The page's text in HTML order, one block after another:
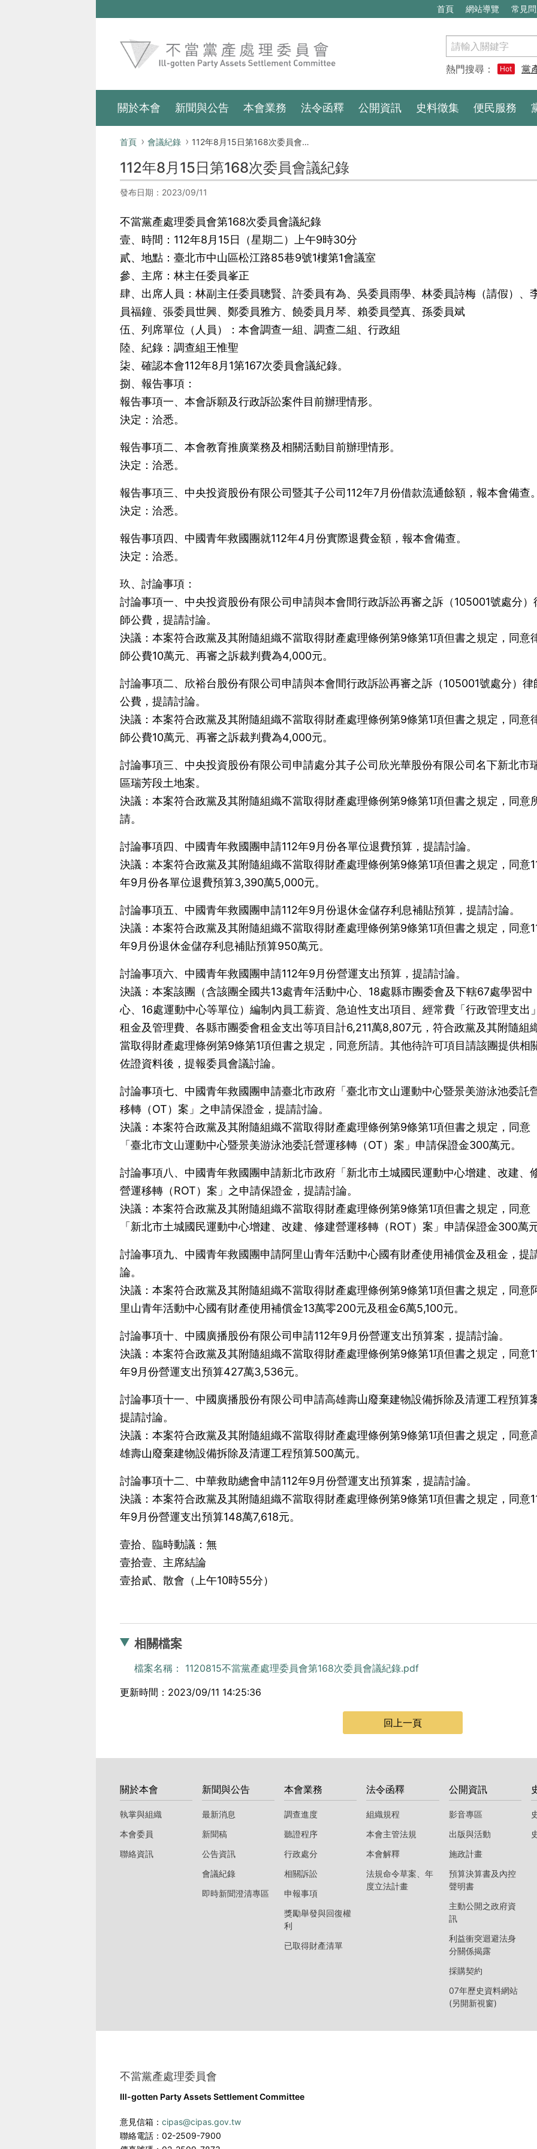
首頁 網站導覽 常見
搜
尋
熱門搜尋：
Hot 黨
關於本會 新聞與公告 本會業務 法令函釋 公開資訊 史料徵集 便民服務
首頁 會議紀錄 112年8月15日第168次委員會議紀錄
112年8月15日第168次委員會議紀錄
發布日期：2023/09/11
不當黨產處理委員會第168次委員會議紀錄
壹、時間：112年8月15日（星期二）上午9時30分
貳、地點：臺北市中山區松江路85巷9號1樓第1會議室
參、主席：林主任委員峯正
肆、出席人員：林副主任委員聰賢、許委員有為、吳委員雨學、林委員詩梅（請假）、
員福鐘、張委員世興、鄭委員雅方、饒委員月琴、賴委員瑩真、孫委員斌
伍、列席單位（人員）：本會調查一組、調查二組、行政組
陸、紀錄：調查組王惟聖
柒、確認本會112年8月1第167次委員會議紀錄。
捌、報告事項：
報告事項一、本會訴願及行政訴訟案件目前辦理情形。
決定：洽悉。
報告事項二、本會教育推廣業務及相關活動目前辦理情形。
決定：洽悉。
報告事項三、中央投資股份有限公司暨其子公司112年7月份借款流通餘額，報本會備查。
決定：洽悉。
報告事項四、中國青年救國團就112年4月份實際退費金額，報本會備查。
決定：洽悉。
玖、討論事項：
討論事項一、中央投資股份有限公司申請與本會間行政訴訟再審之訴（105001號處分）
師公費，提請討論。
決議：本案符合政黨及其附隨組織不當取得財產處理條例第9條第1項但書之規定，同意
師公費10萬元、再審之訴裁判費為4,000元。
討論事項二、欣裕台股份有限公司申請與本會間行政訴訟再審之訴（105001號處分）律
公費，提請討論。
決議：本案符合政黨及其附隨組織不當取得財產處理條例第9條第1項但書之規定，同意
師公費10萬元、再審之訴裁判費為4,000元。
討論事項三、中央投資股份有限公司申請處分其子公司欣光華股份有限公司名下新北市
區瑞芳段土地案。
決議：本案符合政黨及其附隨組織不當取得財產處理條例第9條第1項但書之規定，同意
請。
討論事項四、中國青年救國團申請112年9月份各單位退費預算，提請討論。
決議：本案符合政黨及其附隨組織不當取得財產處理條例第9條第1項但書之規定，同意
年9月份各單位退費預算3,390萬5,000元。
討論事項五、中國青年救國團申請112年9月份退休金儲存利息補貼預算，提請討論。
決議：本案符合政黨及其附隨組織不當取得財產處理條例第9條第1項但書之規定，同意
年9月份退休金儲存利息補貼預算950萬元。
討論事項六、中國青年救國團申請112年9月份營運支出預算，提請討論。
決議：本案該團（含該團全國共13處青年活動中心、18處縣市團委會及下轄67處學習中
心、16處運動中心等單位）編制內員工薪資、急迫性支出項目、經常費「行政管理支出」
租金及管理費、各縣市團委會租金支出等項目計6,211萬8,807元，符合政黨及其附隨組
當取得財產處理條例第9條第1項但書之規定，同意所請。其他待許可項目請該團提供相
佐證資料後，提報委員會議討論。
討論事項七、中國青年救國團申請臺北市政府「臺北市文山運動中心暨景美游泳池委託
移轉（OT）案」之申請保證金，提請討論。
決議：本案符合政黨及其附隨組織不當取得財產處理條例第9條第1項但書之規定，同意
「臺北市文山運動中心暨景美游泳池委託營運移轉（OT）案」申請保證金300萬元。
討論事項八、中國青年救國團申請新北市政府「新北市土城國民運動中心增建、改建、
營運移轉（ROT）案」之申請保證金，提請討論。
決議：本案符合政黨及其附隨組織不當取得財產處理條例第9條第1項但書之規定，同意
「新北市土城國民運動中心增建、改建、修建營運移轉（ROT）案」申請保證金300萬元
討論事項九、中國青年救國團申請阿里山青年活動中心國有財產使用補償金及租金，提
論。
決議：本案符合政黨及其附隨組織不當取得財產處理條例第9條第1項但書之規定，同意
里山青年活動中心國有財產使用補償金13萬零200元及租金6萬5,100元。
討論事項十、中國廣播股份有限公司申請112年9月份營運支出預算案，提請討論。
決議：本案符合政黨及其附隨組織不當取得財產處理條例第9條第1項但書之規定，同意
年9月份營運支出預算427萬3,536元。
討論事項十一、中國廣播股份有限公司申請高雄壽山廢棄建物設備拆除及清運工程預算
提請討論。
決議：本案符合政黨及其附隨組織不當取得財產處理條例第9條第1項但書之規定，同意
雄壽山廢棄建物設備拆除及清運工程預算500萬元。
討論事項十二、中華救助總會申請112年9月份營運支出預算案，提請討論。
決議：本案符合政黨及其附隨組織不當取得財產處理條例第9條第1項但書之規定，同意
年9月份營運支出預算148萬7,618元。
壹拾、臨時動議：無
壹拾壹、主席結論
壹拾貳、散會（上午10時55分）
相關檔案
檔案名稱： 1120815不當黨產處理委員會第168次委員會議紀錄.pdf
更新時間：2023/09/11 14:25:36
回上一頁
關於本會
執掌與組織
本會委員
聯絡資訊
新聞與公告
最新消息
新聞稿
公告資訊
會議紀錄
即時新聞澄清專區
本會業務
調查進度
聽證程序
行政處分
相關訴訟
申報事項
獎勵舉發與回復權
利
已取得財產清單
法令函釋
組織規程
本會主管法規
本會解釋
法規命令草案、年
度立法計畫
公開資訊
影音專區
出版與活動
施政計畫
預算決算書及內控
聲明書
主動公開之政府資
訊
利益衝突迴避法身
分關係揭露
採購契約
07年歷史資料網站
(另開新視窗)
不當黨產處理委員會
Ill-gotten Party Assets Settlement Committee
意見信箱： cipas@cipas.gov.tw
聯絡電話：02-2509-7900